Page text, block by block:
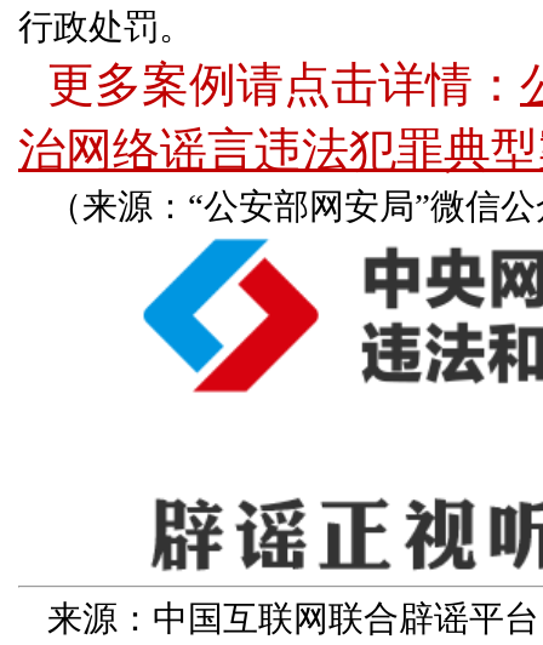
行政处罚。
更多案例请点击详情：
治网络谣言违法犯罪典
（来源：“公安部网安局”微信
来源：中国互联网联合辟谣平台